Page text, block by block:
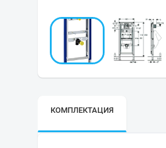
КОМПЛЕКТАЦИЯ